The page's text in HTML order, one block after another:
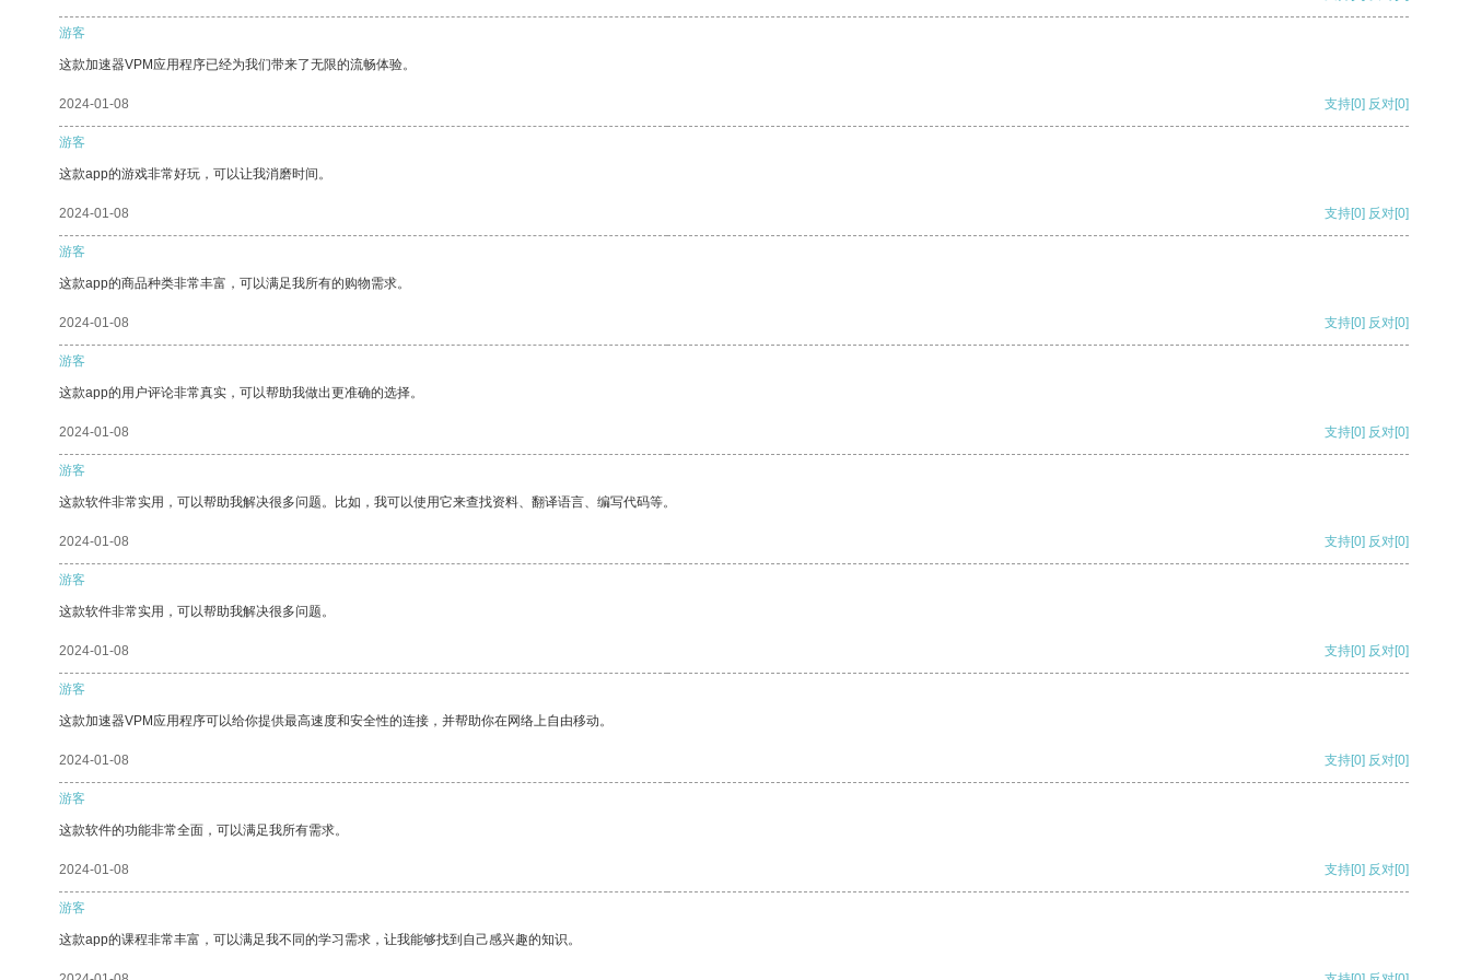
游客
这款加速器VPM应用程序已经为我们带来了无限的流畅体验。
2024-01-08 支持[0] 反对[0]
游客
这款app的游戏非常好玩，可以让我消磨时间。
2024-01-08 支持[0] 反对[0]
游客
这款app的商品种类非常丰富，可以满足我所有的购物需求。
2024-01-08 支持[0] 反对[0]
游客
这款app的用户评论非常真实，可以帮助我做出更准确的选择。
2024-01-08 支持[0] 反对[0]
游客
这款软件非常实用，可以帮助我解决很多问题。比如，我可以使用它来查找资料、翻译语言、编写代码等。
2024-01-08 支持[0] 反对[0]
游客
这款软件非常实用，可以帮助我解决很多问题。
2024-01-08 支持[0] 反对[0]
游客
这款加速器VPM应用程序可以给你提供最高速度和安全性的连接，并帮助你在网络上自由移动。
2024-01-08 支持[0] 反对[0]
游客
这款软件的功能非常全面，可以满足我所有需求。
2024-01-08 支持[0] 反对[0]
游客
这款app的课程非常丰富，可以满足我不同的学习需求，让我能够找到自己感兴趣的知识。